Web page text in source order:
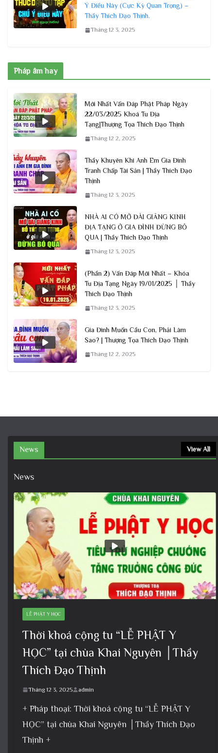
Ý Điều Này (Cực Kỳ Quan Trọng) –
Thầy Thích Đạo Thịnh.
Tháng 12 3, 2025
Pháp âm hay
Mới Nhất Vấn Đáp Phật Pháp Ngày
22/03/2025 Khoá Tu Địa
Tạng|Thượng Tọa Thích Đạo Thịnh
Tháng 12 2, 2025
Thầy Khuyên Khi Anh Em Gia Đình
Tranh Chấp Tài Sản | Thầy Thích Đạo
Thịnh
Tháng 12 3, 2025
NHÀ AI CÓ MỞ ĐÀI GIẢNG KINH
ĐỊA TẠNG Ở GIA ĐÌNH ĐỪNG BỎ
QUA | Thầy Thích Đạo Thịnh
Tháng 12 3, 2025
(Phần 2) Vấn Đáp Mới Nhất – Khóa
Tu Địa Tạng Ngày 19/01/2025 │ Thầy
Thích Đạo Thịnh
Tháng 12 3, 2025
Gia Đình Muốn Cầu Con, Phải Làm
Sao? | Thượng Tọa Thích Đạo Thịnh
Tháng 12 2, 2025
News View All
News
LỄ PHẬT Y HỌC
Thời khoá cộng tu “LỄ PHẬT Y
HỌC” tại chùa Khai Nguyên │Thầy
Thích Đạo Thịnh
Tháng 12 3, 2025 admin
+ Pháp thoại: Thời khoá cộng tu “LỄ PHẬT Y
HỌC” tại chùa Khai Nguyên │Thầy Thích Đạo
Thịnh +